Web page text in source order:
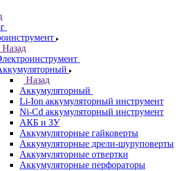
Назад
Назад
Аккумуляторный
Li-Ion аккумуляторный инструмент
Ni-Cd аккумуляторный инструмент
АКБ и ЗУ
Аккумуляторные гайковерты
Аккумуляторные дрели-шуруповерты
Аккумуляторные отвертки
Аккумуляторные перфораторы